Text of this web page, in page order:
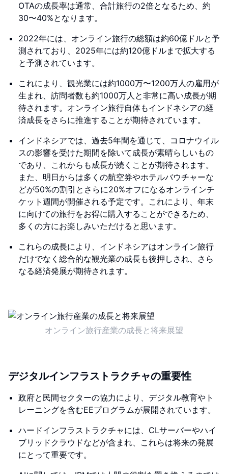
OTAの成長率は通常、合計旅行の2倍となるため、約
30〜40%となります。
2022年には、オンライン旅行の総額は約60億ドルと予
測されており、2025年には約120億ドルまで拡大する
と予測されています。
これにより、観光業には約1000万〜1200万人の雇用が
生まれ、訪問者数も約1000万人と非常に高い成長が期
待されます。オンライン旅行自体もインドネシアの経
済成長をさらに推進することが期待されています。
インドネシアでは、過去5年間を通じて、コロナウイル
スの影響を受けた期間を除いて成長が素晴らしいもの
であり、これからも成長が続くことが期待されます。
また、明日からは多くの航空券やホテルバウチャーな
どが50%の割引とさらに20%オフになるオンラインチ
ケット週間が開催される予定です。これにより、年末
に向けての旅行をお得に購入することができるため、
多くの方にお楽しみいただけると思います。
これらの成長により、インドネシアはオンライン旅行
だけでなく総合的な観光業の成長も後押しされ、さら
なる経済発展が期待されます。
オンライン旅行産業の成長と将来展望
デジタルインフラストラクチャの重要性
政府と民間セクターの協力により、デジタル教育やト
レーニングを含むEEプログラムが展開されています。
ハードインフラストラクチャには、CLサーバーやハイ
ブリッドクラウドなどが含まれ、これらは将来の発展
にとって重要です。